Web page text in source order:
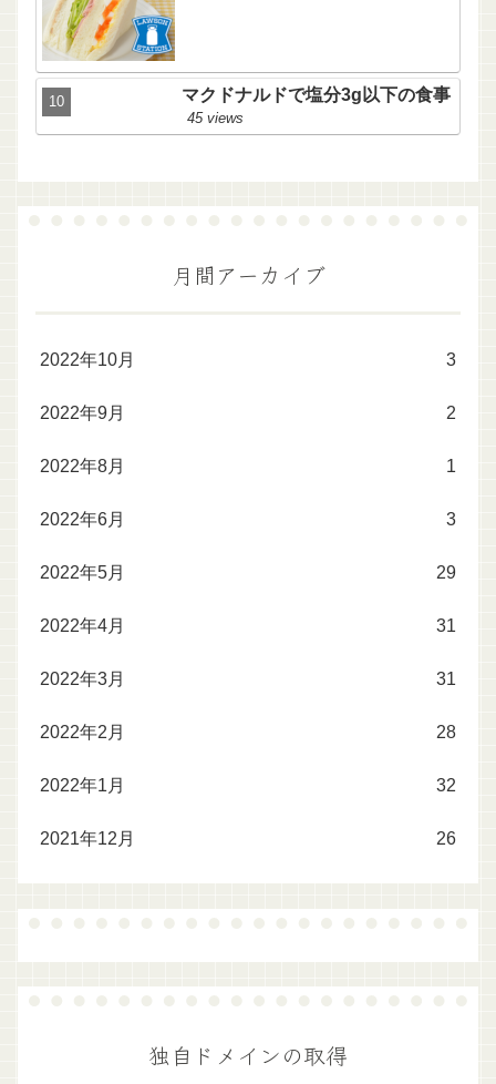
マクドナルドで塩分3g以下の食事
45 views
月間アーカイブ
2022年10月 3
2022年9月 2
2022年8月 1
2022年6月 3
2022年5月 29
2022年4月 31
2022年3月 31
2022年2月 28
2022年1月 32
2021年12月 26
独自ドメインの取得